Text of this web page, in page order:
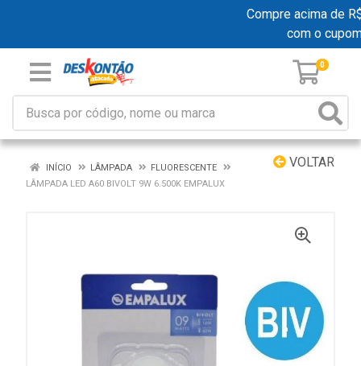
Compre acima de
com o
0
VOLTAR
INÍCIO LÂMPADA
FLUORESCENTE
LÂMPADA LED A60 BIVOLT 9W 6.500K EMPALUX